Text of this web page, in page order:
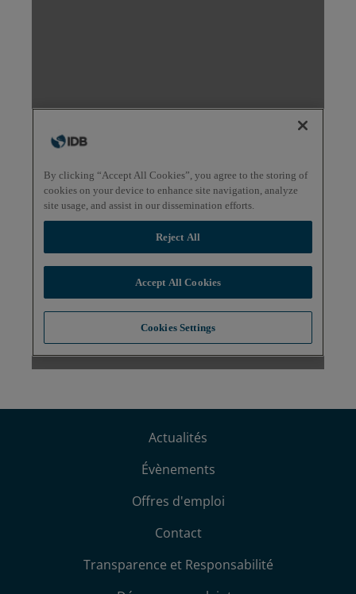
Actualités
Évènements
Offres d'emploi
Contact
Transparence et Responsabilité